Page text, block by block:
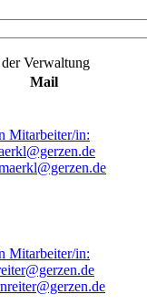
Verwaltung
Mail